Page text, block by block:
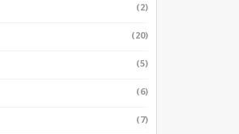
(2)
(20)
(5)
(6)
(7)